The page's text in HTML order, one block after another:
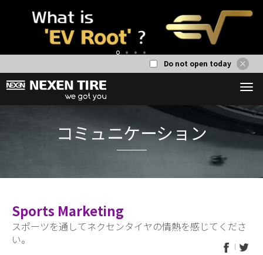
4
Do not open today
コミュニケ
Sports Marketing
スポーツを通してネクセンタイヤの情熱を感じてくださ
い。